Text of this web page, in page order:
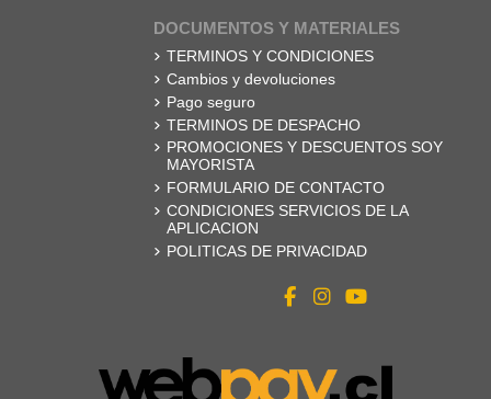
DOCUMENTOS Y MATERIALES
TERMINOS Y CONDICIONES
Cambios y devoluciones
Pago seguro
TERMINOS DE DESPACHO
PROMOCIONES Y DESCUENTOS SOY
MAYORISTA
FORMULARIO DE CONTACTO
CONDICIONES SERVICIOS DE LA
APLICACION
POLITICAS DE PRIVACIDAD